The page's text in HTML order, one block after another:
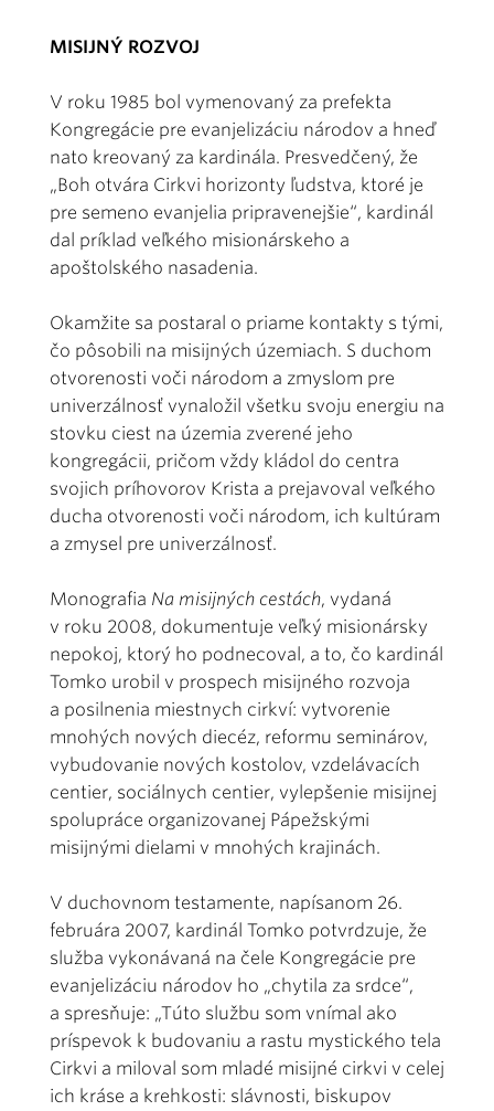
MISIJNÝ ROZVOJ
V roku 1985 bol vymenovaný za prefekta
Kongregácie pre evanjelizáciu národov a hneď
nato kreovaný za kardinála. Presvedčený, že
„Boh otvára Cirkvi horizonty ľudstva, ktoré je
pre semeno evanjelia pripravenejšie“, kardinál
dal príklad veľkého misionárskeho a
apoštolského nasadenia.
Okamžite sa postaral o priame kontakty s tými,
čo pôsobili na misijných územiach. S duchom
otvorenosti voči národom a zmyslom pre
univerzálnosť vynaložil všetku svoju energiu na
stovku ciest na územia zverené jeho
kongregácii, pričom vždy kládol do centra
svojich príhovorov Krista a prejavoval veľkého
ducha otvorenosti voči národom, ich kultúram
a zmysel pre univerzálnosť.
Monografia Na misijných cestách, vydaná
v roku 2008, dokumentuje veľký misionársky
nepokoj, ktorý ho podnecoval, a to, čo kardinál
Tomko urobil v prospech misijného rozvoja
a posilnenia miestnych cirkví: vytvorenie
mnohých nových diecéz, reformu seminárov,
vybudovanie nových kostolov, vzdelávacích
centier, sociálnych centier, vylepšenie misijnej
spolupráce organizovanej Pápežskými
misijnými dielami v mnohých krajinách.
V duchovnom testamente, napísanom 26.
februára 2007, kardinál Tomko potvrdzuje, že
služba vykonávaná na čele Kongregácie pre
evanjelizáciu národov ho „chytila za srdce“,
a spresňuje: „Túto službu som vnímal ako
príspevok k budovaniu a rastu mystického tela
Cirkvi a miloval som mladé misijné cirkvi v celej
ich kráse a krehkosti: slávnosti, biskupov